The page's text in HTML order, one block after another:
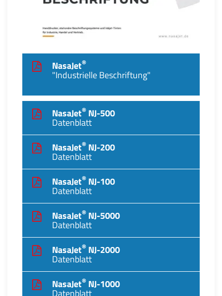
NasaJet®
"Industrielle Beschriftung"
NasaJet® NJ-500
Datenblatt
NasaJet® NJ-200
Datenblatt
NasaJet® NJ-100
Datenblatt
NasaJet® NJ-5000
Datenblatt
NasaJet® NJ-2000
Datenblatt
NasaJet® NJ-1000
Datenblatt